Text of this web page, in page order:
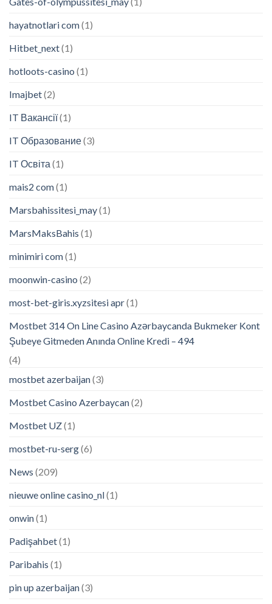
hayatnotlari com(1)
Hitbet_next(1)
hotloots-casino (1)
Imajbet(2)
IT Вакансії(1)
IT Образование(3)
IT Освіта (1)
mais2 com(1)
Marsbahissitesi_may(1)
MarsMaksBahis (1)
minimiri com(1)
moonwin-casino (2)
most-bet-giris.xyzsitesi apr(1)
Mostbet 314 On Line Casino Azərbaycanda Bukmeker Kont
Şubeye Gitmeden Anında Online Kredi – 494
(4)
mostbet azerbaijan(3)
Mostbet Casino Azerbaycan(2)
Mostbet UZ(1)
mostbet-ru-serg(6)
News (209)
nieuwe online casino_nl(1)
onwin(1)
Padişahbet(1)
Paribahis (1)
pin up azerbaijan(3)